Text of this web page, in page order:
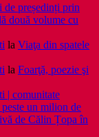
de președinți prin
două volume cu
la Viaţa din spatele
la Foarţă, poezie şi
| comunitate
un milion de
de Călin Țopa în